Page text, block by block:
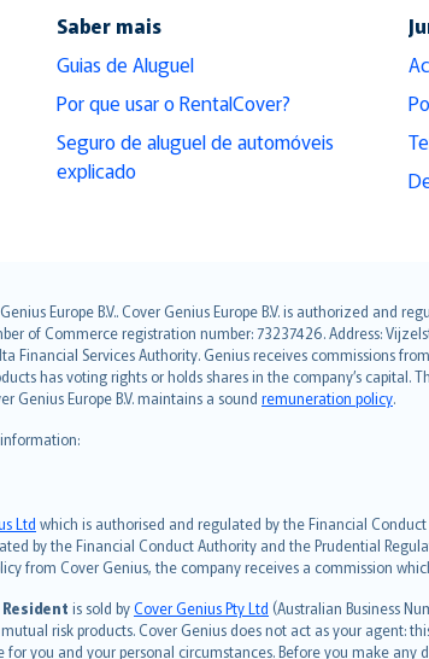
Saber mais
Guias de Aluguel
Por que usar o RentalCover?
Seguro de aluguel de automóveis
explicado
Europe B.V.. Cover Genius Europe B.V. is authorized
of Commerce registration number: 73237426. Address:
Financial Services Authority. Genius receives commissions
has voting rights or holds shares in the company’s
Genius Europe B.V. maintains a sound remuneration policy.
Ltd which is authorised and regulated by the Financial
by the Financial Conduct Authority and the Prudential
from Cover Genius, the company receives a commission
is sold byCover Genius Pty Ltd (Australian Business
risk products. Cover Genius does not act as your agent:
you and your personal circumstances. Before you make